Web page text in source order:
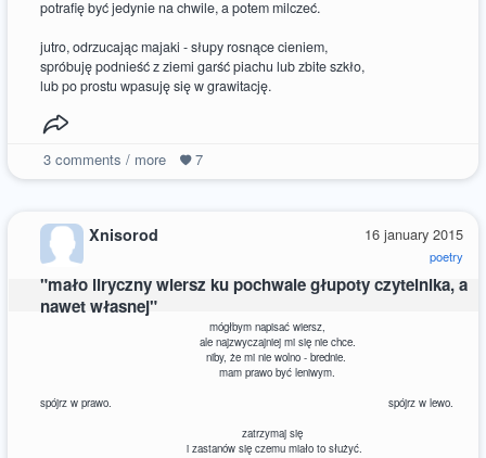
potrafię być jedynie na chwile, a potem milczeć.
jutro, odrzucając majaki - słupy rosnące cieniem,
spróbuję podnieść z ziemi garść piachu lub zbite szkło,
lub po prostu wpasuję się w grawitację.
3comments / more 7
16 january 2015
poetry
Xnisorod
"mało liryczny wiersz ku pochwale głupoty czytelnika, a
nawet własnej"
mógłbym napisać wiersz,
ale najzwyczajniej mi się nie chce.
niby, że mi nie wolno - brednie.
mam prawo być leniwym.
spójrz w prawo. spójrz w lewo.
zatrzymaj się
i zastanów się czemu miało to służyć.